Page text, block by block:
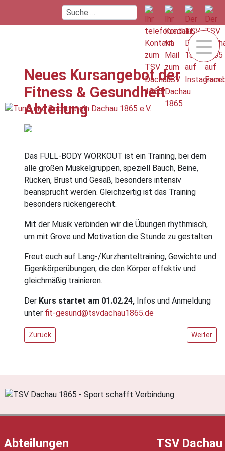
Neues Kursangebot der
Fitness & Gesundheit
Abteilung
Das FULL-BODY WORKOUT ist ein Training, bei dem
alle großen Muskelgruppen, speziell Bauch, Beine,
Rücken, Brust und Gesäß, besonders intensiv
beansprucht werden. Gleichzeitig ist das Training
besonders rückengerecht.
Mit der Musik verbinden wir die Übungen rhythmisch,
um mit Grove und Motivation die Stunde zu gestalten.
Freut euch auf Lang-/Kurzhanteltraining, Gewichte und
Eigenkörperübungen, die den Körper effektiv und
gleichmäßig trainieren.
Der Kurs startet am 01.02.24, Infos und Anmeldung
unter fit-gesund@tsvdachau1865.de
Vorheriger Beitrag: Kinderfasching beim TSV Dachau 1865!
Zurück Nächster
Weiter
Abteilungen
TSV Dachau